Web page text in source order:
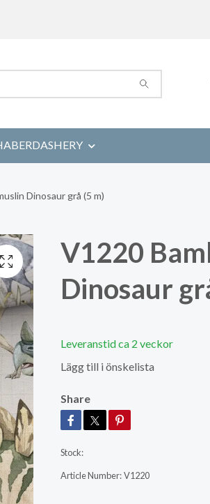
Dinosaur grå (5 m)
V1220
Dinosaur
Leveranstid ca 2 veckor
Lägg till i önskelista
Share
Stock:
Article Number:V1220